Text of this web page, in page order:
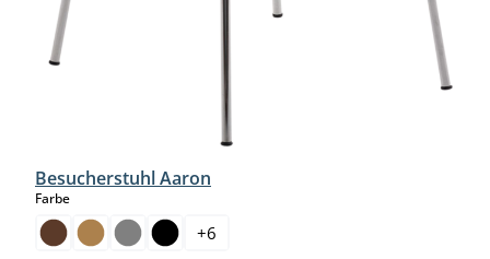
Besucherstuhl Aaron
Farbeauswählen
+6